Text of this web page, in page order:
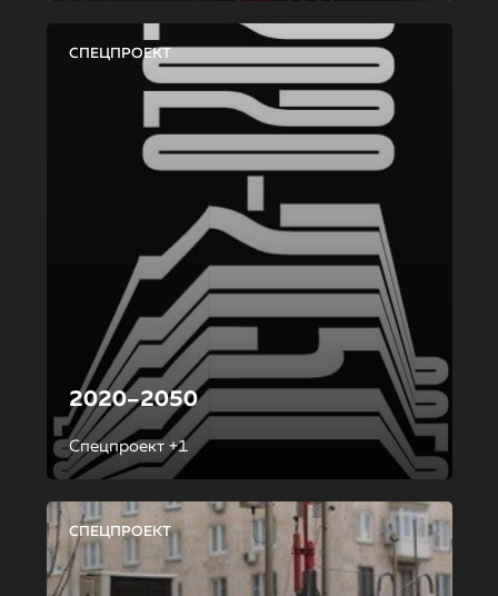
СПЕЦПРОЕКТ
2020–2050
Спецпроект +1
СПЕЦПРОЕКТ